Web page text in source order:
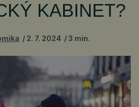
KABINET?
2. 7. 2024 3 min.